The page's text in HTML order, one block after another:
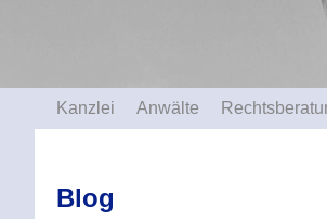
Kanzlei Anwälte
Blog